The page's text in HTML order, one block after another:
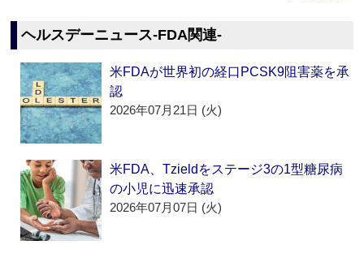
ヘルスデーニュース‐FDA関連‐
米FDAが世界初の経口PCSK9阻害薬を承
認
2026年07月21日 (火)
米FDA、Tzieldをステージ3の1型糖尿病
の小児に迅速承認
2026年07月07日 (火)